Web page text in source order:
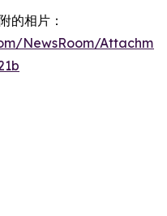
的相片：
NewsRoom/